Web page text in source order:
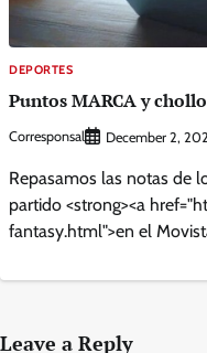
DEPORTES
Puntos MARCA y
Corresponsal December 2,
Repasamos las notas de
partido <strong><a
fantasy.html">en el
Leave a Reply